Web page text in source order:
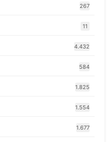
267
11
4.432
584
1.825
1.554
1.677